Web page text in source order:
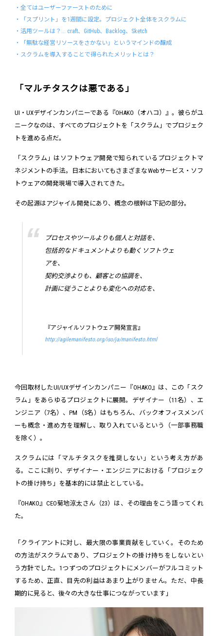
・全てはユーザーファーストのために
・「スプリント」を1週間に設定。プロジェクト全体をスクラムに
・活用ツールは？... craft、GitHub、Backlog、Sketch
・「無駄な経営リソースをさかない」というマインドの醸成
・スクラムを導入することで得られたメリットとは？
「マルチタスクは悪である」
UI・UXデザインカンパニーである『OHAKO（オハコ）』。彼らがユ
ニークなのは、すべてのプロジェクトを「スクラム」でプロジェク
トを進める点だ。
「スクラム」はソフトウェア開発で知られているプロジェクトマ
ネジメントの手法。日本においてもさまざまなWebサービス・ソフ
トウェアの開発現場で導入されてきた。
その起源はアジャイル開発にあり、概念の根幹は下記の部分。
プロセスやツールよりも個人と対話を、
包括的なドキュメントよりも動くソフトウェ
アを、
契約交渉よりも、顧客との協調を、
計画に従うことよりも変化への対応を、
『アジャイルソフトウェア開発宣言』
http://agilemanifesto.org/iso/ja/manifesto.html
今回取材したUI/UXデザインカンパニー『OHAKO』は、この「スク
ラム」をあらゆるプロジェクトに展開。デザイナー（11名）、エ
ンジニア（7名）、PM（5名）はもちろん、バックオフィスメンバ
ーも概念・進め方を理解し、取り入れているという（一部事務職
を除く）。
スクラムには「マルチタスクを推奨しない」という考え方があ
る。ここに則り、デザイナー・エンジニアにおける「プロジェク
トの掛け持ち」を基本的には禁止としている。
『OHAKO』CEO菊地涼太さん（23）は、その理由をこう語ってくれ
た。
「クライアントに対し、最大限の事業貢献をしていく。そのため
の方法がスクラムであり、プロジェクトの掛け持ちをしないとい
う方針でした。1つずつのプロジェクトにメンバーがフルコミット
するため、正直、目先の利益はあまり上がりません。ただ、中長
期的に見ると、後々の大きな仕事につながっています」